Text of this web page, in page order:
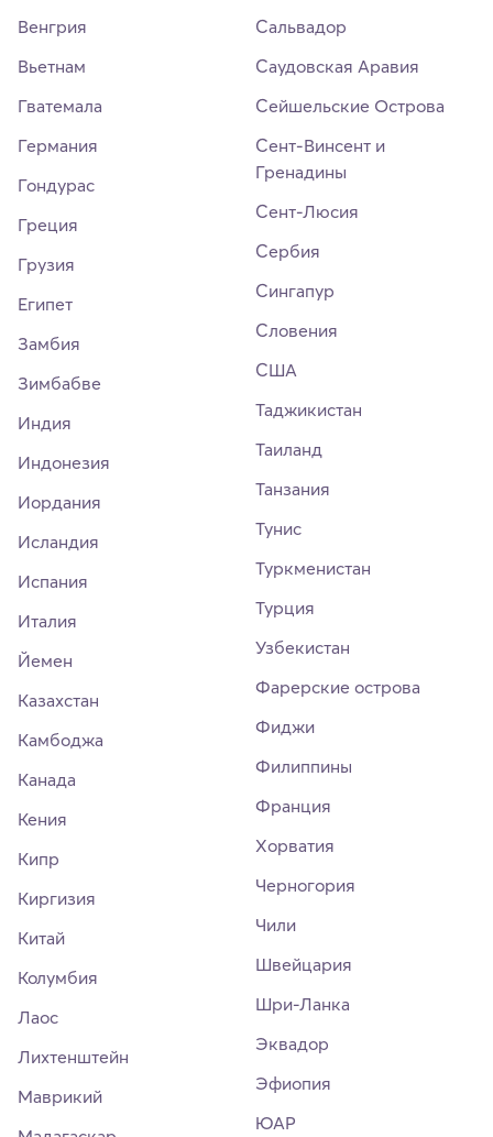
Венгрия
Вьетнам
Гватемала
Германия
Гондурас
Греция
Грузия
Египет
Замбия
Зимбабве
Индия
Индонезия
Иордания
Исландия
Испания
Италия
Йемен
Казахстан
Камбоджа
Канада
Кения
Кипр
Киргизия
Китай
Колумбия
Лаос
Лихтенштейн
Маврикий
Сальвадор
Саудовская Аравия
Сейшельские Острова
Сент-Винсент и
Гренадины
Сент-Люсия
Сербия
Сингапур
Словения
США
Таджикистан
Таиланд
Танзания
Тунис
Туркменистан
Турция
Узбекистан
Фарерские острова
Фиджи
Филиппины
Франция
Хорватия
Черногория
Чили
Швейцария
Шри-Ланка
Эквадор
Эфиопия
ЮАР